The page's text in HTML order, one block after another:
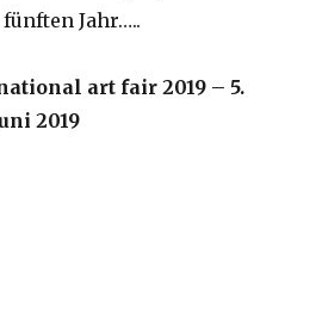
Jahr…..
art fair 2019 – 5.
2019